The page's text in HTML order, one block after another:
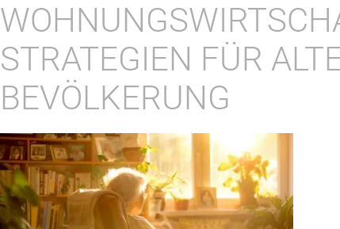
STRATEGIEN FÜR
BEVÖLKERUNG